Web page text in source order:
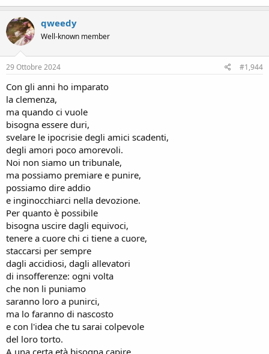
qweedy
Well-known member
29 Ottobre 2024 #1,944
Con gli anni ho imparato
la clemenza,
ma quando ci vuole
bisogna essere duri,
svelare le ipocrisie degli amici scadenti,
degli amori poco amorevoli.
Noi non siamo un tribunale,
ma possiamo premiare e punire,
possiamo dire addio
e inginocchiarci nella devozione.
Per quanto è possibile
bisogna uscire dagli equivoci,
tenere a cuore chi ci tiene a cuore,
staccarsi per sempre
dagli accidiosi, dagli allevatori
di insofferenze: ogni volta
che non li puniamo
saranno loro a punirci,
ma lo faranno di nascosto
e con l'idea che tu sarai colpevole
del loro torto.
A una certa età bisogna capire